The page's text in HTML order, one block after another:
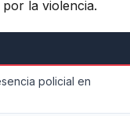
la violencia.
policial en